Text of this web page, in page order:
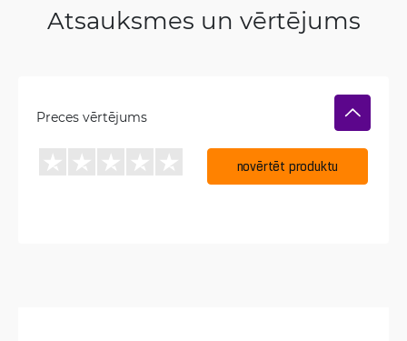
Atsauksmes un vērtējums
Preces vērtējums
novērtēt produktu